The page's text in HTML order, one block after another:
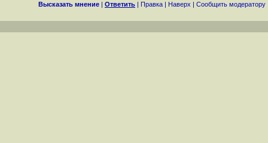
Высказать мнение | Ответить | Правка | Наверх | Cообщить модератору